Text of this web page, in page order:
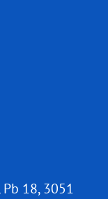
18, 3051